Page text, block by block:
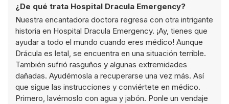
¿De qué trata Hospital Dracula Emergency?
Nuestra encantadora doctora regresa con otra intrigante
historia en Hospital Dracula Emergency. ¡Ay, tienes que
ayudar a todo el mundo cuando eres médico! Aunque
Drácula es letal, se encuentra en una situación terrible.
También sufrió rasguños y algunas extremidades
dañadas. Ayudémosla a recuperarse una vez más. Así
que sigue las instrucciones y conviértete en médico.
Primero, lavémoslo con agua y jabón. Ponle un vendaje